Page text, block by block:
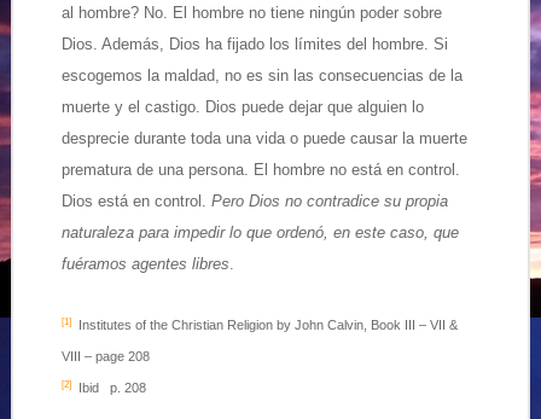
al hombre? No. El hombre no tiene ningún poder sobre
Dios. Además, Dios ha fijado los límites del hombre. Si
escogemos la maldad, no es sin las consecuencias de la
muerte y el castigo. Dios puede dejar que alguien lo
desprecie durante toda una vida o puede causar la muerte
prematura de una persona. El hombre no está en control.
Dios está en control. Pero Dios no contradice su propia
naturaleza para impedir lo que ordenó, en este caso, que
fuéramos agentes libres.
[1]Institutes of the Christian Religion by John Calvin, Book III – VII &
VIII – page 208
[2]Ibid p. 208